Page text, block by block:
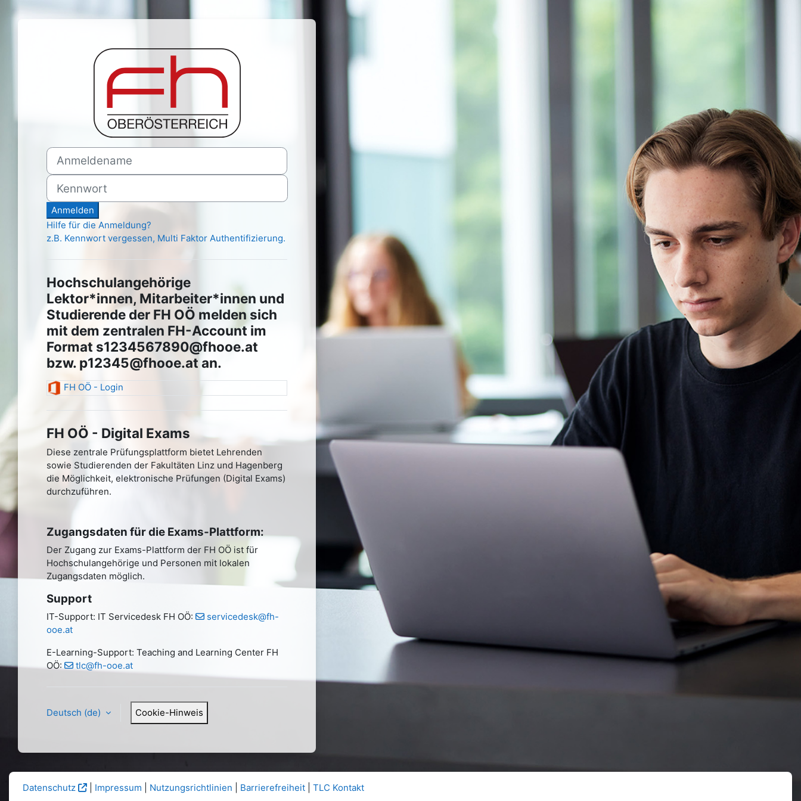
Anmelden bei 'FH OÖ - Digital Exams'
Anmeldename
Kennwort
Anmelden
Hilfe für die Anmeldung?
z.B. Kennwort vergessen, Multi Faktor Authentifizierung.
Hochschulangehörige
Lektor*innen, Mitarbeiter*innen und
Studierende der FH OÖ melden sich
mit dem zentralen FH-Account im
Format s1234567890@fhooe.at
bzw. p12345@fhooe.at an.
FH OÖ - Login
FH OÖ - Digital Exams
Diese zentrale Prüfungsplattform bietet Lehrenden
sowie Studierenden der Fakultäten Linz und Hagenberg
die Möglichkeit, elektronische Prüfungen (Digital Exams)
durchzuführen.
Zugangsdaten für die Exams-Plattform:
Der Zugang zur Exams-Plattform der FH OÖ ist für
Hochschulangehörige und Personen mit lokalen
Zugangsdaten möglich.
Support
IT-Support: IT Servicedesk FH OÖ:
servicedesk@fh-
ooe.at
E-Learning-Support: Teaching and Learning Center FH
OÖ:
tlc@fh-ooe.at
Deutsch ‎(de)‎ Cookie-Hinweis
Datenschutz Impressum Nutzungsrichtlinien Barrierefreiheit TLC Kontakt